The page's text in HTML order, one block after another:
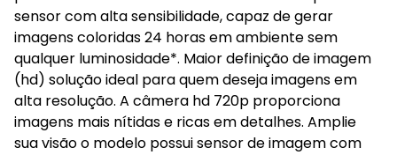
sensor com alta sensibilidade, capaz de gerar
imagens coloridas 24 horas em ambiente sem
qualquer luminosidade*. Maior definição de imagem
(hd) solução ideal para quem deseja imagens em
alta resolução. A câmera hd 720p proporciona
imagens mais nítidas e ricas em detalhes. Amplie
sua visão o modelo possui sensor de imagem com